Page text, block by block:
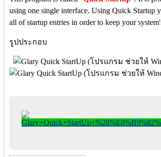
using one single interface. Using Quick Startup
all of startup entries in order to keep your
รูปประกอบ